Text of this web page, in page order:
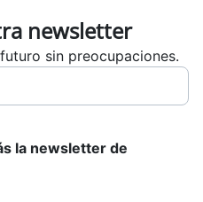
newsletter
sin preocupaciones.
la newsletter de